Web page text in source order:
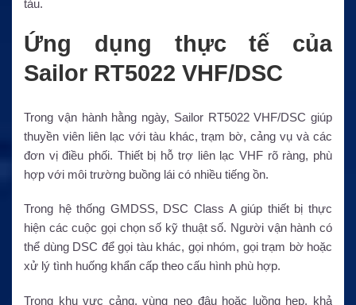
tàu.
Ứng dụng thực tế của
Sailor RT5022 VHF/DSC
Trong vận hành hằng ngày, Sailor RT5022 VHF/DSC giúp
thuyền viên liên lạc với tàu khác, trạm bờ, cảng vụ và các
đơn vị điều phối. Thiết bị hỗ trợ liên lạc VHF rõ ràng, phù
hợp với môi trường buồng lái có nhiều tiếng ồn.
Trong hệ thống GMDSS, DSC Class A giúp thiết bị thực
hiện các cuộc gọi chọn số kỹ thuật số. Người vận hành có
thể dùng DSC để gọi tàu khác, gọi nhóm, gọi trạm bờ hoặc
xử lý tình huống khẩn cấp theo cấu hình phù hợp.
Trong khu vực cảng, vùng neo đậu hoặc luồng hẹp, khả